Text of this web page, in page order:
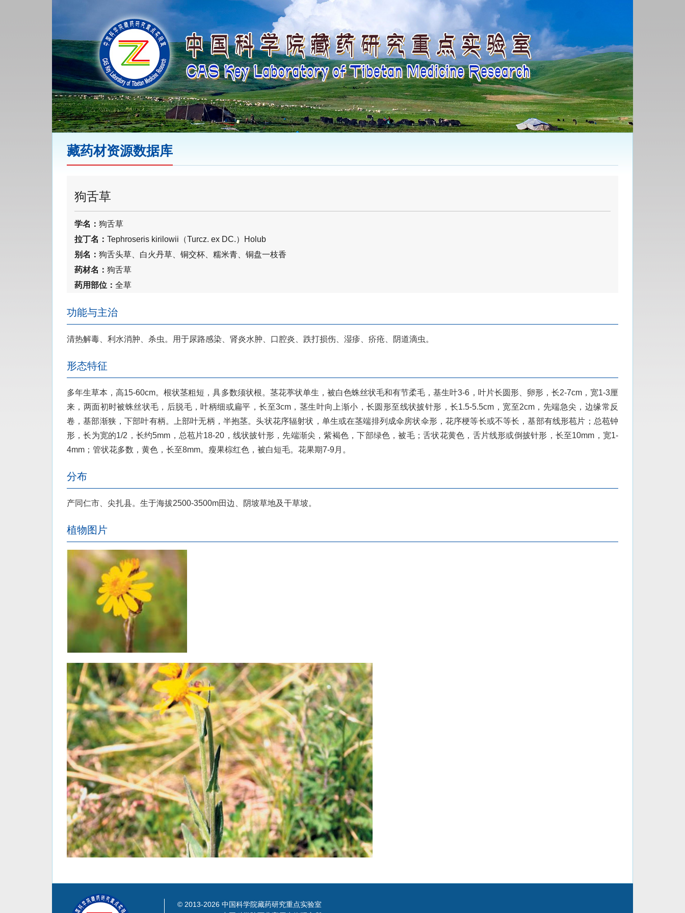
藏药材资源数据库
狗舌草
学名： 狗舌草
拉丁名： Tephroseris kirilowii（Turcz. ex DC.）Holub
别名： 狗舌头草、白火丹草、铜交杯、糯米青、铜盘一枝香
药材名： 狗舌草
药用部位： 全草
功能与主治
清热解毒、利水消肿、杀虫。用于尿路感染、肾炎水肿、口腔炎、跌打损伤、湿疹、疥疮、阴道滴虫。
形态特征
多年生草本，高15-60cm。根状茎粗短，具多数须状根。茎花葶状单生，被白色蛛丝状毛和有节柔毛，基生叶3-6，叶片长圆形、卵形，长2-7cm，宽1-3厘
来，两面初时被蛛丝状毛，后脱毛，叶柄细或扁平，长至3cm，茎生叶向上渐小，长圆形至线状披针形，长1.5-5.5cm，宽至2cm，先端急尖，边缘常反
卷，基部渐狭，下部叶有柄。上部叶无柄，半抱茎。头状花序辐射状，单生或在茎端排列成伞房状伞形，花序梗等长或不等长，基部有线形苞片；总苞钟
形，长为宽的1/2，长约5mm，总苞片18-20，线状披针形，先端渐尖，紫褐色，下部绿色，被毛；舌状花黄色，舌片线形或倒披针形，长至10mm，宽1-
4mm；管状花多数，黄色，长至8mm。瘦果棕红色，被白短毛。花果期7-9月。
分布
产同仁市、尖扎县。生于海拔2500-3500m田边、阴坡草地及干草坡。
植物图片
© 2013-2026 中国科学院藏药研究重点实验室